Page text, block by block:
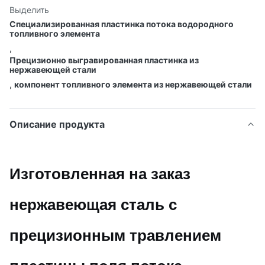
Выделить
Специализированная пластинка потока водородного
топливного элемента
,
Прецизионно выгравированная пластинка из
нержавеющей стали
, компонент топливного элемента из нержавеющей стали
Описание продукта
Изготовленная на заказ
нержавеющая сталь с
прецизионным травлением